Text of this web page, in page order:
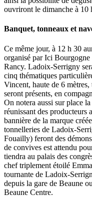
ouvriront le dimanche à 10
Banquet, tonneaux et
Ce même jour, à 12 h 30
organisé par Ici
Rancy. Ladoix-Serrigny
cinq thématiques
Vincent, haute de 6
seront présents, en
On notera aussi sur place
réunissant des producteurs
bannière de la marque
tonnelleries de Ladoix-
Fouailly) feront des
de convives est attendu
tiendra au palais des
chef triplement étoilé
tournante de Ladoix-
depuis la gare de Beaune
Beaune Centre.